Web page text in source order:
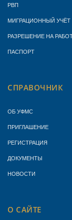
РВП
МИГРАЦИОННЫЙ УЧЁТ
РАЗРЕШЕНИЕ НА
ПАСПОРТ
СПРАВОЧНИК
ОБ УФМС
ПРИГЛАШЕНИЕ
РЕГИСТРАЦИЯ
ДОКУМЕНТЫ
НОВОСТИ
О САЙТЕ